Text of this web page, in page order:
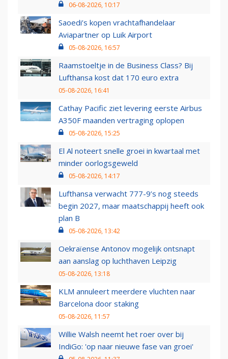
06-08-2026, 10:17
Saoedi’s kopen vrachtafhandelaar
Aviapartner op Luik Airport
05-08-2026, 16:57
Raamstoeltje in de Business Class? Bij
Lufthansa kost dat 170 euro extra
05-08-2026, 16:41
Cathay Pacific ziet levering eerste Airbus
A350F maanden vertraging oplopen
05-08-2026, 15:25
El Al noteert snelle groei in kwartaal met
minder oorlogsgeweld
05-08-2026, 14:17
Lufthansa verwacht 777-9’s nog steeds
begin 2027, maar maatschappij heeft ook
plan B
05-08-2026, 13:42
Oekraïense Antonov mogelijk ontsnapt
aan aanslag op luchthaven Leipzig
05-08-2026, 13:18
KLM annuleert meerdere vluchten naar
Barcelona door staking
05-08-2026, 11:57
Willie Walsh neemt het roer over bij
IndiGo: 'op naar nieuwe fase van groei'